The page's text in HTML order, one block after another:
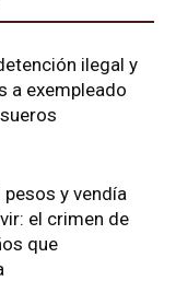
ilegal y
a exempleado
y vendía
el crimen de
que